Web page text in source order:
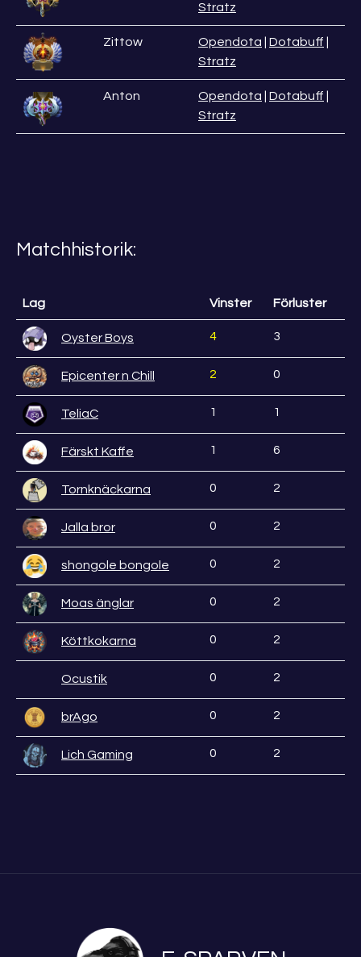
Stratz
Zittow Opendota Dotabuff
Stratz
Anton Opendota Dotabuff
Stratz
Matchhistorik:
Lag Vinster Förluster
Oyster Boys 4 3
Epicenter n Chill 2 0
TeliaC 1 1
Färskt Kaffe 1 6
Tornknäckarna 0 2
Jalla bror 0 2
shongole bongole 0 2
Moas änglar 0 2
Köttkokarna 0 2
Ocustik 0 2
brAgo 0 2
Lich Gaming 0 2